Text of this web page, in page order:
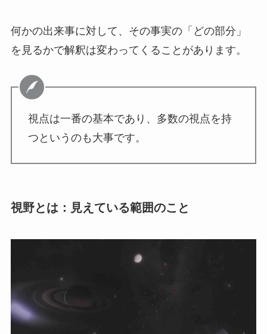
何かの出来事に対して、その事実の「どの部分」
を見るかで解釈は変わってくることがあります。
視点は一番の基本であり、多数の視点を持
つというのも大事です。
視野とは：見えている範囲のこと